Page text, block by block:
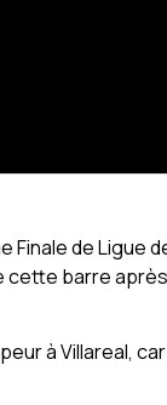
Finale de Ligue
barre après
à Villareal,